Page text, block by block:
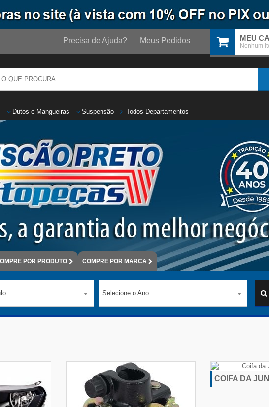
Precisa de Ajuda? Meus Pedidos MEU
Nenhum
Dutos e Mangueiras Suspensão Todos Departamentos
POR PRODUTO COMPRE POR MARCA
Selecione o Ano
COIFA DA